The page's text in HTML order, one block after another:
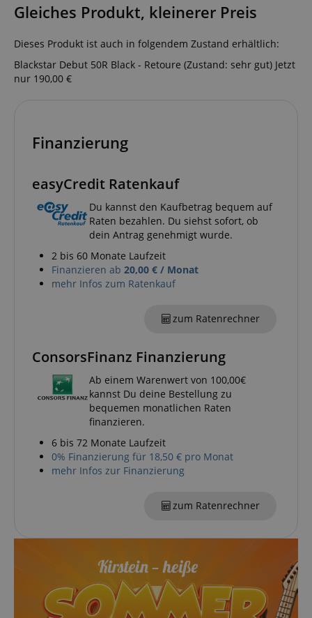
Gleiches Produkt, kleinerer Preis
Dieses Produkt ist auch in folgendem Zustand erhältlich:
Blackstar Debut 50R Black - Retoure (Zustand: sehr gut) Jetzt
nur 190,00 €
Finanzierung
easyCredit Ratenkauf
Du kannst den Kaufbetrag bequem auf
Raten bezahlen. Du siehst sofort, ob
dein Antrag genehmigt wurde.
2 bis 60 Monate Laufzeit
Finanzieren ab 20,00 € / Monat
mehr Infos zum Ratenkauf
zum Ratenrechner
ConsorsFinanz Finanzierung
Ab einem Warenwert von 100,00€
kannst Du deine Bestellung zu
bequemen monatlichen Raten
finanzieren.
6 bis 72 Monate Laufzeit
0% Finanzierung für 18,50 € pro Monat
mehr Infos zur Finanzierung
zum Ratenrechner
script.com
sid_key
session-token
language www.kirstein.de
VISITOR_PRIVACY_METADATA
YouTube
.youtube.com